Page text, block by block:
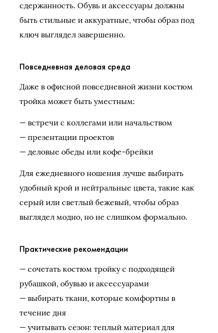
сдержанность. Обувь и аксессуары должны
быть стильные и аккуратные, чтобы образ под
ключ выглядел завершенно.
Повседневная деловая среда
Даже в офисной повседневной жизни костюм
тройка может быть уместным:
— встречи с коллегами или начальством
— презентации проектов
— деловые обеды или кофе-брейки
Для ежедневного ношения лучше выбирать
удобный крой и нейтральные цвета, такие как
серый или светлый бежевый, чтобы образ
выглядел модно, но не слишком формально.
Практические рекомендации
— сочетать костюм тройку с подходящей
рубашкой, обувью и аксессуарами
— выбирать ткани, которые комфортны в
течение дня
— учитывать сезон: теплый материал для